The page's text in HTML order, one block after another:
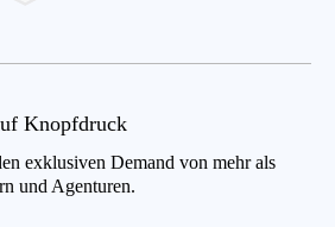
Knopfdruck
exklusiven Demand von mehr als
und Agenturen.